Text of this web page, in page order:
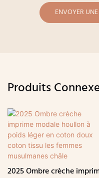
ENVOYER
Produits
2025 Ombre crèche